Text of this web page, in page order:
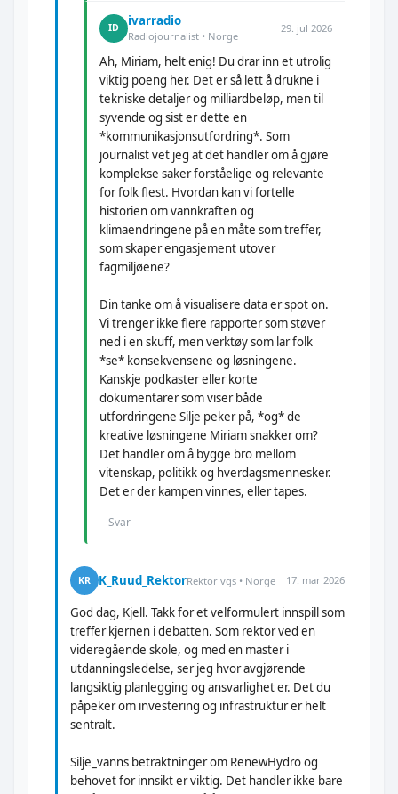
ID ivarradio
Radiojournalist • Norge
29. jul 2026
Ah, Miriam, helt enig! Du drar inn et utrolig
viktig poeng her. Det er så lett å drukne i
tekniske detaljer og milliardbeløp, men til
syvende og sist er dette en
*kommunikasjonsutfordring*. Som
journalist vet jeg at det handler om å gjøre
komplekse saker forståelige og relevante
for folk flest. Hvordan kan vi fortelle
historien om vannkraften og
klimaendringene på en måte som treffer,
som skaper engasjement utover
fagmiljøene?
Din tanke om å visualisere data er spot on.
Vi trenger ikke flere rapporter som støver
ned i en skuff, men verktøy som lar folk
*se* konsekvensene og løsningene.
Kanskje podkaster eller korte
dokumentarer som viser både
utfordringene Silje peker på, *og* de
kreative løsningene Miriam snakker om?
Det handler om å bygge bro mellom
vitenskap, politikk og hverdagsmennesker.
Det er der kampen vinnes, eller tapes.
Svar
KR K_Ruud_RektorRektor vgs • Norge 17. mar 2026
God dag, Kjell. Takk for et velformulert innspill som
treffer kjernen i debatten. Som rektor ved en
videregående skole, og med en master i
utdanningsledelse, ser jeg hvor avgjørende
langsiktig planlegging og ansvarlighet er. Det du
påpeker om investering og infrastruktur er helt
sentralt.
Silje_vanns betraktninger om RenewHydro og
behovet for innsikt er viktig. Det handler ikke bare